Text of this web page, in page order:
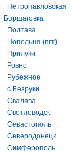
Петропавловская
Борщаговка
Полтава
Попельня (пгт)
Прилуки
Ровно
Рубежное
с.Безруки
Свалява
Светловодск
Севастополь
Северодонецк
Симферополь